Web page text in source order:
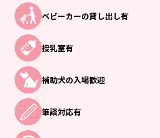
ベビーカーの貸し出し有
授乳室有
補助犬の入場歓迎
筆談対応有